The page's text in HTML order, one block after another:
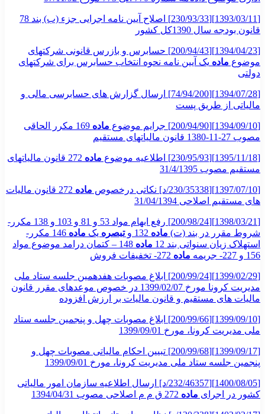
[1393/03/11][230/93/33] اصلاح آیین نامه اجرایی جزء (ب) بند 78
قانون بودجه سال 1390کل کشور
[1394/04/23][200/94/43] حسابرس و بازرس قانونی شرکتهای
موضوع ماده یک آیین نامه نحوه انتخاب حسابرس برای شرکتهای
دولتی
[1394/07/28][74/94/200] ارسال گزارش های حسابرسی مالی و
مالیاتی از طریق پست
[1394/09/10][200/94/90] جرایم موضوع ماده
169 مکرر الحاقی
مصوب 27-11-1380 قانون مالیاتهای مستقیم
[1395/11/18][230/95/93] اطلاعیه موضوع ماده
272 قانون مالیاتهای
مستقیم مصوب 31/4/1395
[1397/07/10][230/35338/د] نکاتی درخصوص ماده
272 قانون مالیات
های مستقیم اصلاحی 31/04/1394
[1398/03/21][200/98/24] رفع ابهام مواد 53 و 81 و 103 و 138 مکرر-
شروط مقرر در بند (ت) ماده 132 و تبصره یک ماده
146 مکرر-
استهلاک زیان سنواتی بند 12
ماده
148 – کتمان درامد موضوع مواد
156 و 227- جریمه
ماده 272- تخفیفات فروش
[1399/02/29][200/99/24] ابلاغ مصوبات هفدهمین جلسه ستاد ملی
مدیریت کرونا مورخ 1399/02/07 در خصوص موعدهای مقرر قانون
مالیات های مستقیم و قانون مالیات بر ارزش افزوده
[1399/09/10][200/99/66] ابلاغ مصوبات چهل و پنجمین جلسه ستاد
ملی مدیریت کرونا، مورخ 1399/09/01
[1399/09/17][200/99/68] تبیین احکام مالیاتی مصوبات چهل و
پنجمین جلسه ستاد ملی مدیریت کرونا، مورخ 1399/09/01
[1400/08/05][232/46357/د] ارسال اطلاعیه سازمان امور مالیاتی
کشور در اجرای ماده 272 ق م م اصلاحی مصوب 1394/04/31